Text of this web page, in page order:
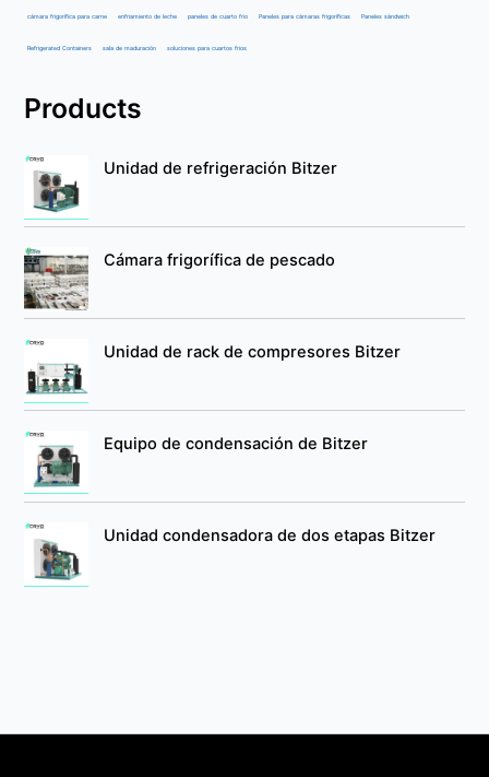
cámara frigorífica para carne enfriamiento de leche paneles de cuarto frio Paneles para cámaras frigoríficas Paneles sándwich
Refrigerated Containers sala de maduración soluciones para cuartos frios
Products
Unidad de refrigeración Bitzer
Cámara frigorífica de pescado
Unidad de rack de compresores Bitzer
Equipo de condensación de Bitzer
Unidad condensadora de dos etapas Bitzer